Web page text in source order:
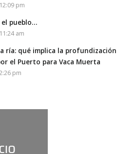
pm
el pueblo…
am
ría: qué implica la profundización
el Puerto para Vaca Muerta
pm